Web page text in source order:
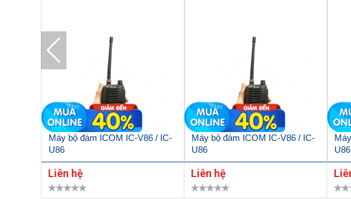
Máy bộ đàm ICOM IC-V86 / IC-
U86
Liên hệ
Máy bộ đàm ICOM IC-V86 / IC-
U86
Liên hệ
U86